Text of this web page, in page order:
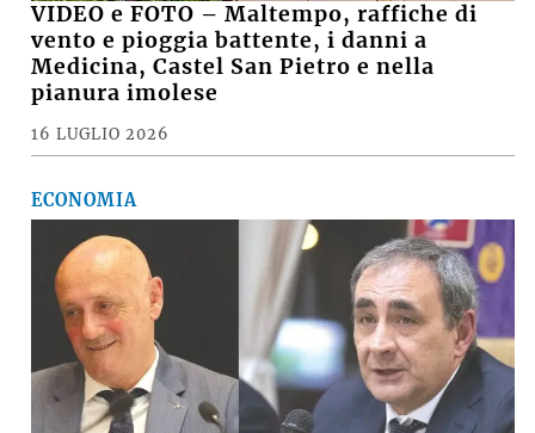
VIDEO e FOTO – Maltempo, raffiche di
vento e pioggia battente, i danni a
Medicina, Castel San Pietro e nella
pianura imolese
16 LUGLIO 2026
ECONOMIA